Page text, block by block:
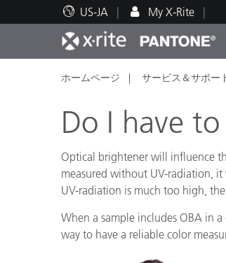
US-JA My X-Rite
人気製品ランキング
印刷＆パッケージ印刷
テクニカルサポート
教育関連資料
ホームページ サービス＆サポー
Do I have
Optical brightener will influence
measured without UV-radiation,
UV-radiation is much too high,
When a sample includes OBA in
way to have a reliable color